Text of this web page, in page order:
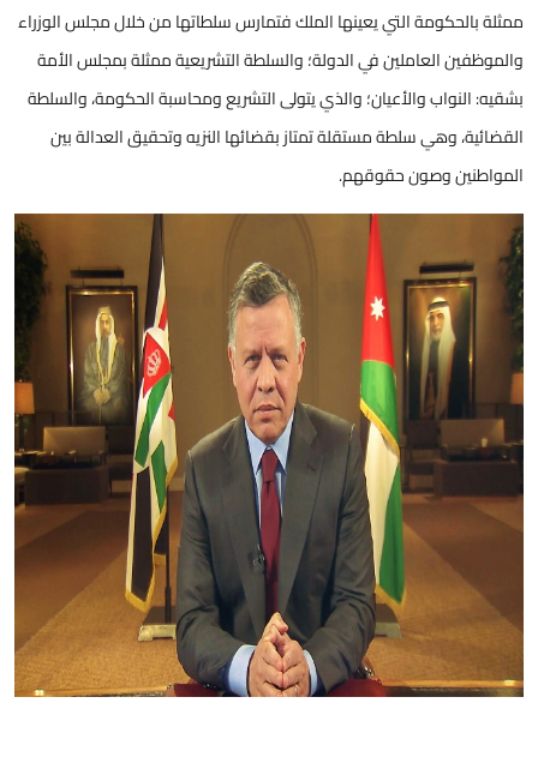
ممثلة بالحكومة التي يعينها الملك فتمارس سلطاتها من خلال مجلس الوزراء
والموظفين العاملين في الدولة؛ والسلطة التشريعية ممثلة بمجلس الأمة
بشقيه: النواب والأعيان؛ والذي يتولى التشريع ومحاسبة الحكومة، والسلطة
القضائية، وهي سلطة مستقلة تمتاز بقضائها النزيه وتحقيق العدالة بين
المواطنين وصون حقوقهم.